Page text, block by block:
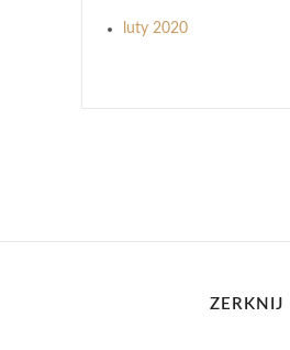
luty 2020
ZERKNIJ